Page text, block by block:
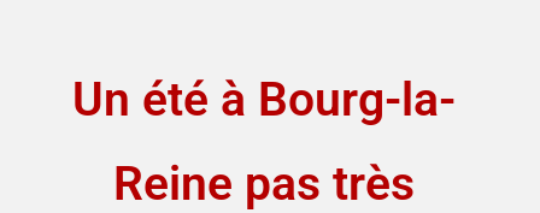
Un été à Bourg-la-
Reine pas très